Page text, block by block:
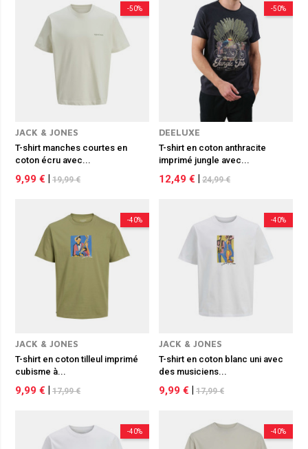
-50%
JACK & JONES
T-shirt manches courtes en
coton écru avec...
9,99 € 19,99 €
-50%
DEELUXE
T-shirt en coton anthracite
imprimé jungle avec...
12,49 € 24,99 €
-40%
JACK & JONES
T-shirt en coton tilleul imprimé
cubisme à...
9,99 € 17,99 €
-40%
JACK & JONES
T-shirt en coton blanc uni avec
des musiciens...
9,99 € 17,99 €
-40% -40%